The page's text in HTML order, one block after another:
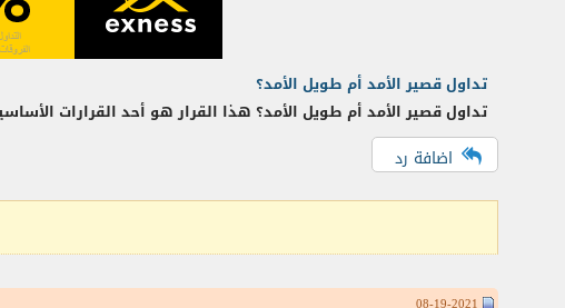
تداول قصير الأمد أم طويل الأمد؟
تداول قصير الأمد أم طويل الأمد؟ هذا القرار هو أحد القرارات
اضافة رد